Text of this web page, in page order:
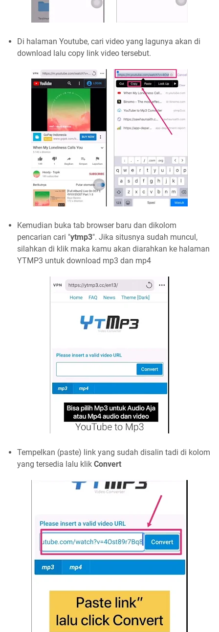
Di halaman Youtube, cari video yang lagunya akan di
download lalu copy link video tersebut.
Kemudian buka tab browser baru dan dikolom
pencarian cari "ytmp3". Jika situsnya sudah muncul,
silahkan di klik maka kamu akan diarahkan ke halaman
YTMP3 untuk download mp3 dan mp4
Tempelkan (paste) link yang sudah disalin tadi di kolom
yang tersedia lalu klik Convert